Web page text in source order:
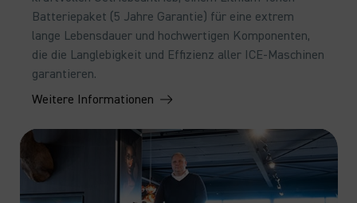
Batteriepaket (5 Jahre Garantie) für eine extrem
lange Lebensdauer und hochwertigen Komponenten,
die die Langlebigkeit und Effizienz aller ICE-Maschinen
garantieren.
Weitere Informationen